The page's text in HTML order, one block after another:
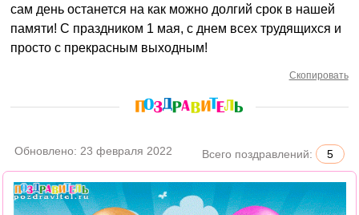
сам день останется на как можно долгий срок в нашей
памяти! С праздником 1 мая, с днем всех трудящихся и
просто с прекрасным выходным!
Скопировать
Обновлено: 23 февраля 2022 Всего поздравлений: 5